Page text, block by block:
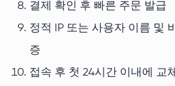
결제 확인 후 빠른 주문 발급
정적 IP 또는 사용자 이름 및
증
접속 후 첫 24시간 이내에 교